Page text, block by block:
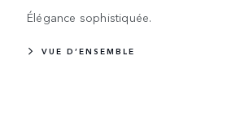
Élégance sophistiquée.
VUE D’ENSEMBLE